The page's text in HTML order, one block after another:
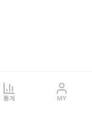
통계 MY